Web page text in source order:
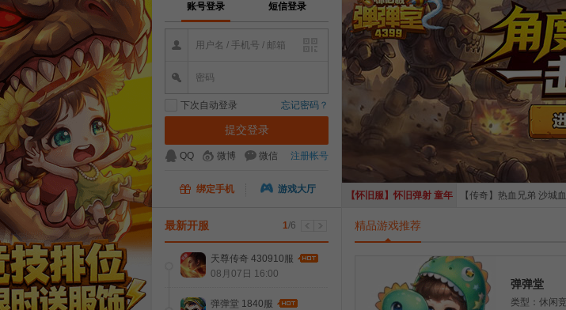
账号登录 短信登录
用户名 / 手机号 / 邮箱
密码
下次自动登录 忘记密码？
QQ 微博 微信 注册帐号
绑定手机 游戏大厅
最新开服 1/6
天尊传奇 430910服
08月07日 16:00
弹弹堂 1840服
【怀旧服】怀旧弹射 童年
启航
【传奇】热血兄弟 沙城血
精品游戏推荐
弹弹堂
类型：休闲